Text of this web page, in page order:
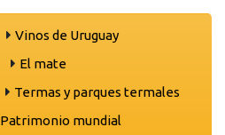
Vinos de Uruguay
El mate
Termas y parques termales
Patrimonio mundial